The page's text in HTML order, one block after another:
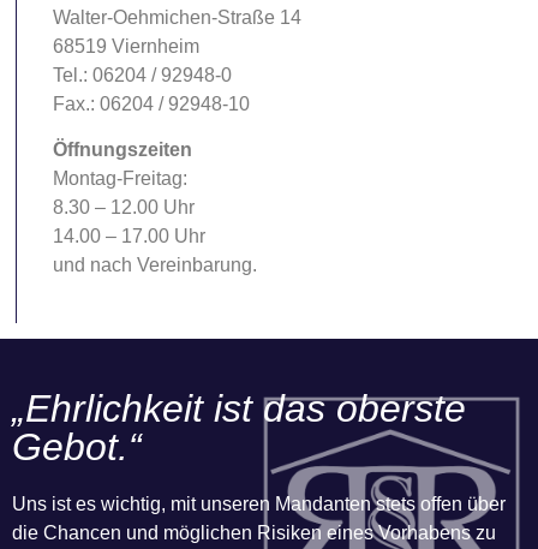
Walter-Oehmichen-Straße 14
68519 Viernheim
Tel.: 06204 / 92948-0
Fax.: 06204 / 92948-10
Öffnungszeiten
Montag-Freitag:
8.30 – 12.00 Uhr
14.00 – 17.00 Uhr
und nach Vereinbarung.
„Ehrlichkeit ist das oberste
Gebot.“
Uns ist es wichtig, mit unseren Mandanten stets offen über
die Chancen und möglichen Risiken eines Vorhabens zu